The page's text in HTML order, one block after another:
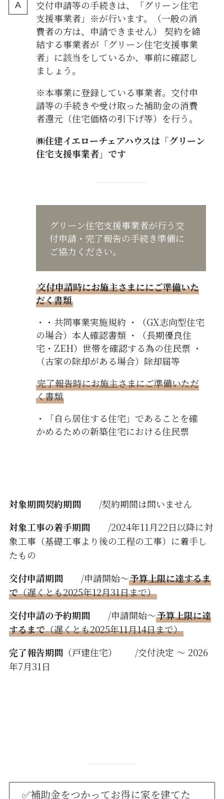
交付申請等の手続きは、「グリーン住宅
支援事業者」※が行います。（一般の消
費者の方は、申請できません） 契約を締
結する事業者が「グリーン住宅支援事業
者」に該当をしているか、事前に確認し
ましょう。
※本事業に登録している事業者。交付申
請等の手続きや受け取った補助金の消費
者還元（住宅価格の引下げ等）を行う。
㈱住建イエローチェアハウスは「グリーン
住宅支援事業者」です
グリーン住宅支援事業者が行う交
付申請・完了報告の手続き準備に
ご協力ください。
交付申請時にお施主さまににご準備いた
だく書類
・・共同事業実施規約 ・（GX志向型住宅
の場合）本人確認書類 ・（長期優良住
宅・ZEH）世帯を確認する為の住民票 ・
（古家の除却がある場合）除却届等
完了報告時にお施主さまにご準備いただ
く書類
・「自ら居住する住宅」であることを確
かめるための新築住宅における住民票
対象期間契約期間/契約期間は問いません
対象工事の着手期間/2024年11月22日以降に対
象工事（基礎工事より後の工程の工事）に着手し
たもの
交付申請期間/申請開始～予算上限に達するま
で（遅くとも2025年12月31日まで）
交付申請の予約期間/申請開始～予算上限に達
するまで（遅くとも2025年11月14日まで）
完了報告期間（戸建住宅） /交付決定 ～ 2026
年7月31日
✅補助金をつかってお得に家を建てた